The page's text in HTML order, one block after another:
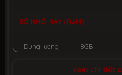
BỘ NHỚ MÁY (RAM)
Dung lượng 8GB
Xem chi tiết